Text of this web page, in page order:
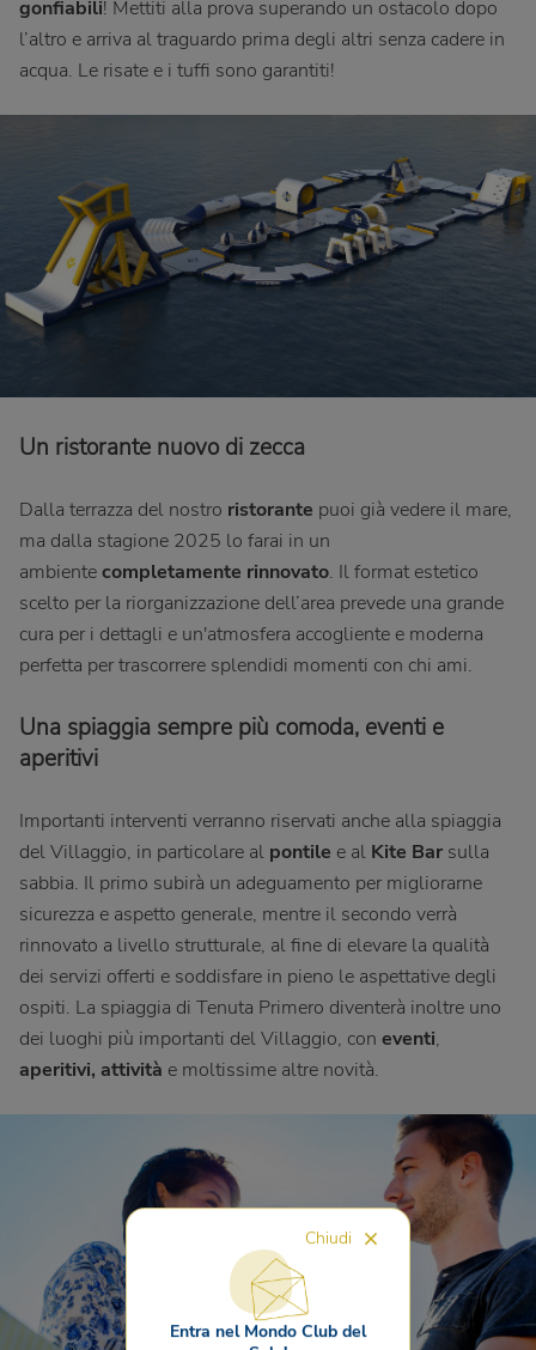
gonfiabili! Mettiti alla prova superando un ostacolo dopo
l’altro e arriva al traguardo prima degli altri senza cadere in
acqua. Le risate e i tuffi sono garantiti!
Un ristorante nuovo di zecca
Dalla terrazza del nostro ristorante puoi già vedere il mare,
ma dalla stagione 2025 lo farai in un
ambientecompletamente rinnovato. Il format estetico
scelto per la riorganizzazione dell’area prevede una grande
cura per i dettagli e un'atmosfera accogliente e moderna
perfetta per trascorrere splendidi momenti con chi ami.
Una spiaggia sempre più comoda, eventi e
aperitivi
Importanti interventi verranno riservati anche alla spiaggia
del Villaggio, in particolare al pontile e al Kite Bar sulla
sabbia. Il primo subirà un adeguamento per migliorarne
sicurezza e aspetto generale, mentre il secondo verrà
rinnovato a livello strutturale, al fine di elevare la qualità
dei servizi offerti e soddisfare in pieno le aspettative degli
ospiti. La spiaggia di Tenuta Primero diventerà inoltre uno
dei luoghi più importanti del Villaggio, con eventi,
aperitivi, attività e moltissime altre novità.
Chiudi
Entra nel Mondo Club del